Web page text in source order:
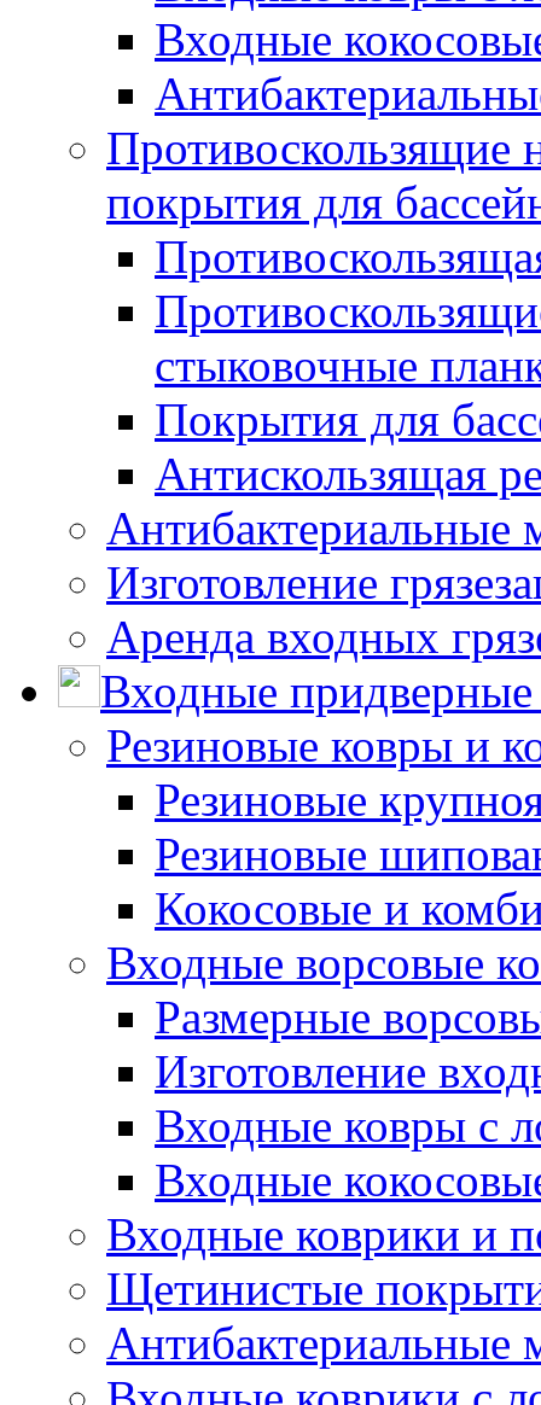
Входные
Противоскользящие
покрытия для
стыковочные
Покрытия для
Антискользящая
Антибактериальные
Изготовление
Аренда входных
Входные
Резиновые ковры и
Резиновые
Резиновые
Кокосовые и
Входные ворсовые
Размерные
Изготовление
Входные ковры с
Входные
Входные коврики и
Щетинистые
Антибактериальные